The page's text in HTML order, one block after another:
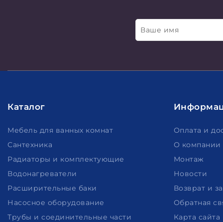
Ваше имя
Каталог
Мебель для ванных комнат
Сантехника
Радиаторы и комплектующие
Водонагреватели
Расширительные баки
Насосное оборудование
Трубы и соединительные части
Оплата и
О компании
Монтаж
Новости
Возврат и
Обратная
Карта сайта